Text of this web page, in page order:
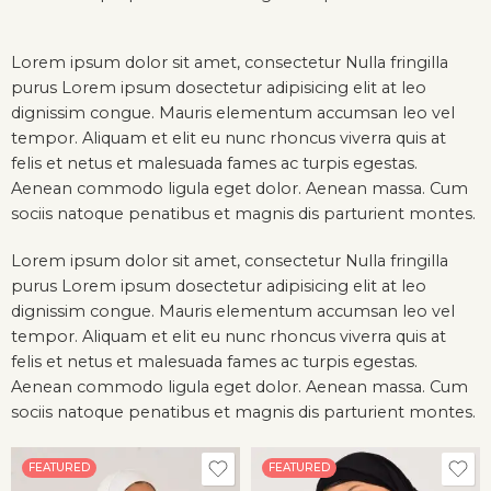
Lorem ipsum dolor sit amet, consectetur Nulla fringilla
purus Lorem ipsum dosectetur adipisicing elit at leo
dignissim congue. Mauris elementum accumsan leo vel
tempor. Aliquam et elit eu nunc rhoncus viverra quis at
felis et netus et malesuada fames ac turpis egestas.
Aenean commodo ligula eget dolor. Aenean massa. Cum
sociis natoque penatibus et magnis dis parturient montes.
Lorem ipsum dolor sit amet, consectetur Nulla fringilla
purus Lorem ipsum dosectetur adipisicing elit at leo
dignissim congue. Mauris elementum accumsan leo vel
tempor. Aliquam et elit eu nunc rhoncus viverra quis at
felis et netus et malesuada fames ac turpis egestas.
Aenean commodo ligula eget dolor. Aenean massa. Cum
sociis natoque penatibus et magnis dis parturient montes.
FEATURED FEATURED